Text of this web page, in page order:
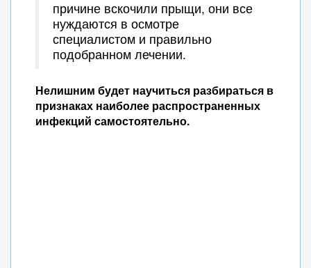
причине вскочили прыщи, они все
нуждаются в осмотре
специалистом и правильно
подобранном лечении.
Нелишним будет научиться разбираться в
признаках наиболее распространенных
инфекций самостоятельно.